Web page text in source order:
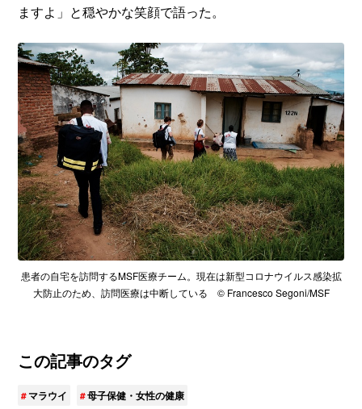
ますよ」と穏やかな笑顔で語った。
患者の自宅を訪問するMSF医療チーム。現在は新型コロナウイルス感染拡
大防止のため、訪問医療は中断している © Francesco Segoni/MSF
この記事のタグ
マラウイ 母子保健・女性の健康